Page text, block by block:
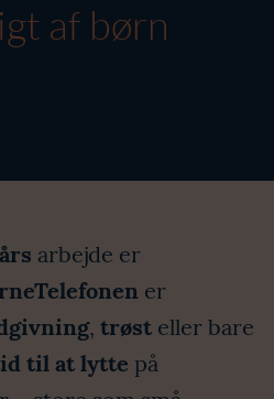
af børn
arbejde er
er
, trøst eller bare
til at lytte på